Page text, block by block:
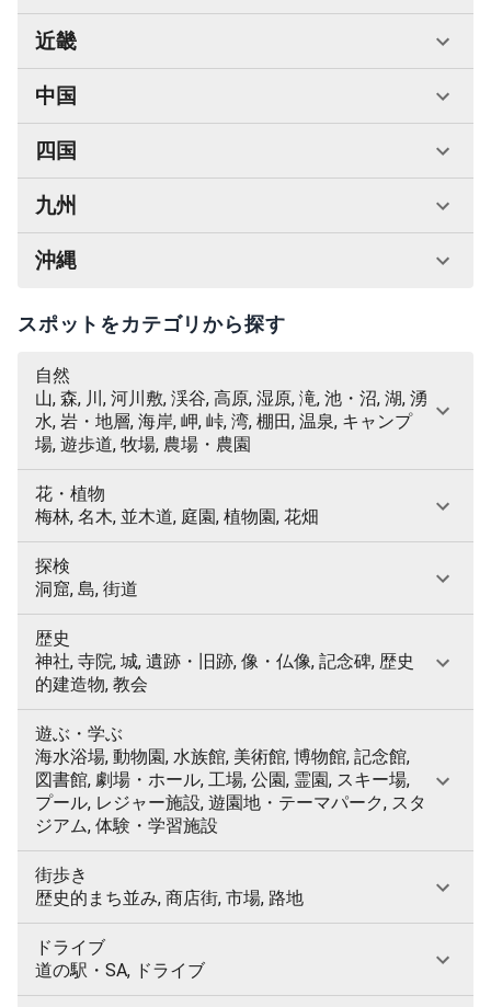
近畿
中国
四国
九州
沖縄
スポットをカテゴリから探す
自然
山, 森, 川, 河川敷, 渓谷, 高原, 湿原, 滝, 池・沼, 湖, 湧
水, 岩・地層, 海岸, 岬, 峠, 湾, 棚田, 温泉, キャンプ
場, 遊歩道, 牧場, 農場・農園
花・植物
梅林, 名木, 並木道, 庭園, 植物園, 花畑
探検
洞窟, 島, 街道
歴史
神社, 寺院, 城, 遺跡・旧跡, 像・仏像, 記念碑, 歴史
的建造物, 教会
遊ぶ・学ぶ
海水浴場, 動物園, 水族館, 美術館, 博物館, 記念館,
図書館, 劇場・ホール, 工場, 公園, 霊園, スキー場,
プール, レジャー施設, 遊園地・テーマパーク, スタ
ジアム, 体験・学習施設
街歩き
歴史的まち並み, 商店街, 市場, 路地
ドライブ
道の駅・SA, ドライブ